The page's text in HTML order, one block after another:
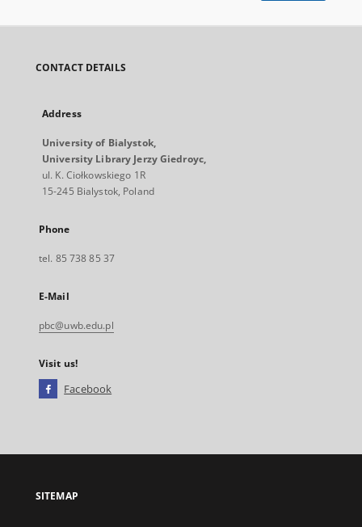
CONTACT DETAILS
Address
University of Bialystok,
University Library Jerzy Giedroyc,
ul. K. Ciołkowskiego 1R
15-245 Bialystok, Poland
Phone
tel. 85 738 85 37
E-Mail
pbc@uwb.edu.pl
Visit us!
Facebook
open
new
SITEMAP